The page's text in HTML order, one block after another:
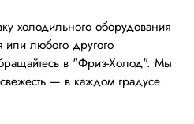
холодильного оборудования
или любого другого
в "Фриз-Холод". Мы
— в каждом градусе.